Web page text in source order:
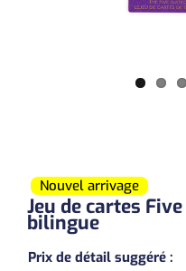
Nouvel arrivage
Jeu de cartes
bilingue
Prix de détail suggéré :